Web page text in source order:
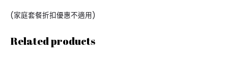
(家庭套餐折扣優惠不適用)
Related products